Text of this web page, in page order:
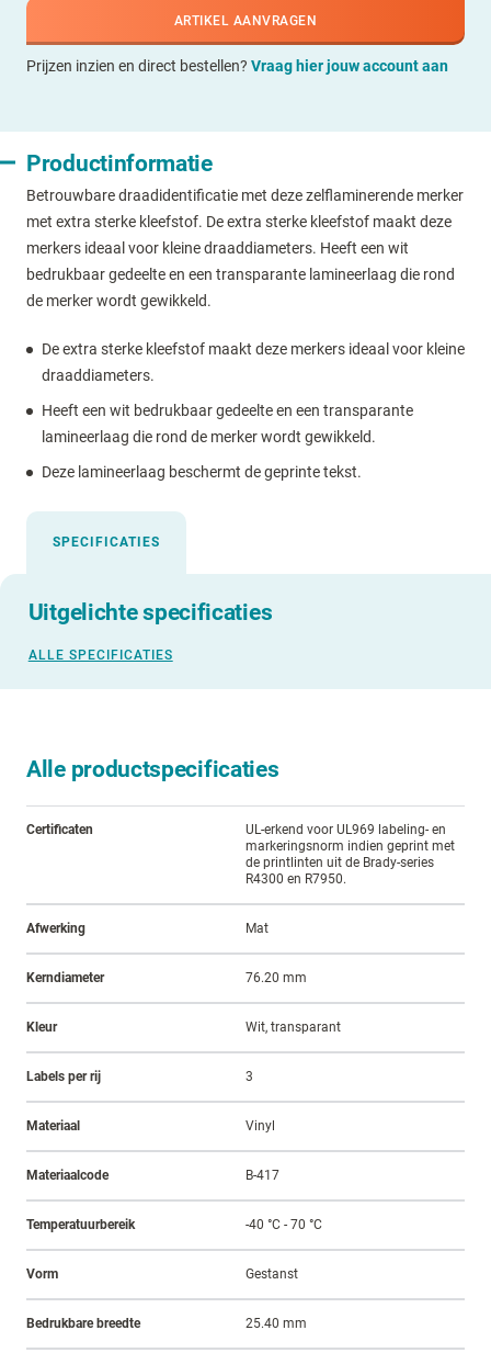
ARTIKEL AANVRAGEN
Prijzen inzien en direct bestellen? Vraag hier jouw account aan
Productinformatie
Betrouwbare draadidentificatie met deze zelflaminerende merker
met extra sterke kleefstof. De extra sterke kleefstof maakt deze
merkers ideaal voor kleine draaddiameters. Heeft een wit
bedrukbaar gedeelte en een transparante lamineerlaag die rond
de merker wordt gewikkeld.
De extra sterke kleefstof maakt deze merkers ideaal voor kleine
draaddiameters.
Heeft een wit bedrukbaar gedeelte en een transparante
lamineerlaag die rond de merker wordt gewikkeld.
Deze lamineerlaag beschermt de geprinte tekst.
SPECIFICATIES
Uitgelichte specificaties
ALLE SPECIFICATIES
Alle productspecificaties
Certificaten
UL-erkend voor UL969 labeling- en
markeringsnorm indien geprint met
de printlinten uit de Brady-series
R4300 en R7950.
Afwerking Mat
Kerndiameter 76.20 mm
Kleur Wit, transparant
Labels per rij 3
Materiaal Vinyl
Materiaalcode B-417
Temperatuurbereik -40 °C - 70 °C
Vorm Gestanst
Bedrukbare breedte 25.40 mm